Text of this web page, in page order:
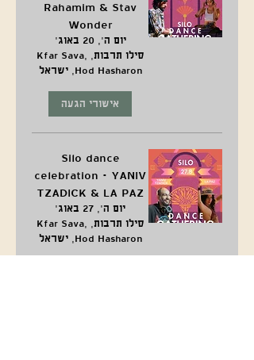
Rahamim & Stav
Wonder
יום ה׳, 20 באוג׳
סילו תרבות, Kfar Sava,
Hod Hasharon, ישראל
אישורי הגעה
Silo dance
celebration - YANIV
TZADICK & LA PAZ
יום ה׳, 27 באוג׳
סילו תרבות, Kfar Sava,
Hod Hasharon, ישראל